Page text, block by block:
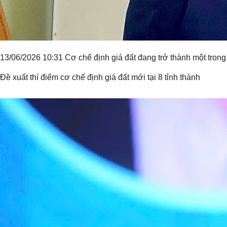
13/06/2026 10:31 Cơ chế định giá đất đang trở thành một
Đề xuất thí điểm cơ chế định giá đất mới tại 8 tỉnh thành